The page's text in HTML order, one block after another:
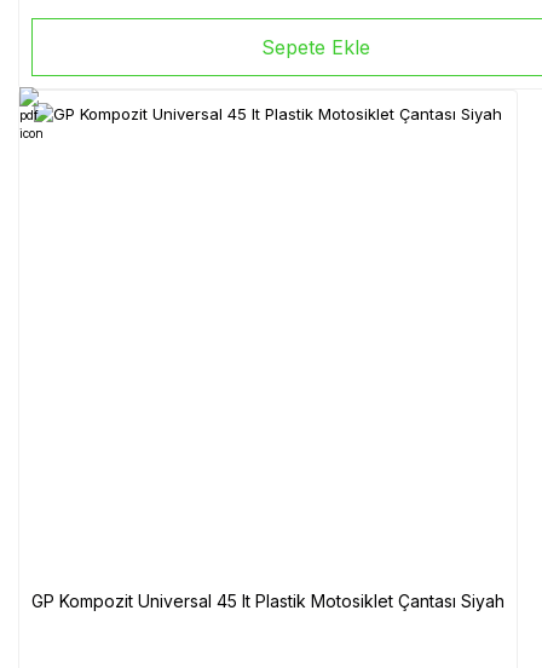
Sepete Ekle
GP Kompozit Universal 45 lt Plastik Motosiklet Çantası Siyah